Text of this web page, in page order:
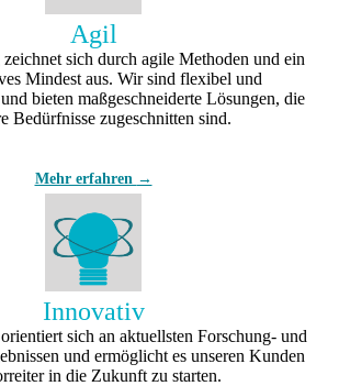
Agil
sich durch agile Methoden und ein
Mindest aus. Wir sind flexibel und
bieten maßgeschneiderte Lösungen, die
Bedürfnisse zugeschnitten sind.
Mehr erfahren →
Innovativ
sich an aktuellsten Forschung- und
und ermöglicht es unseren Kunden
in die Zukunft zu starten.